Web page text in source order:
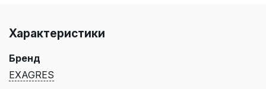
Характеристики
Бренд
EXAGRES